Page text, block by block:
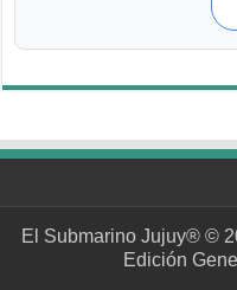
El Submarino Jujuy® ©
Edición